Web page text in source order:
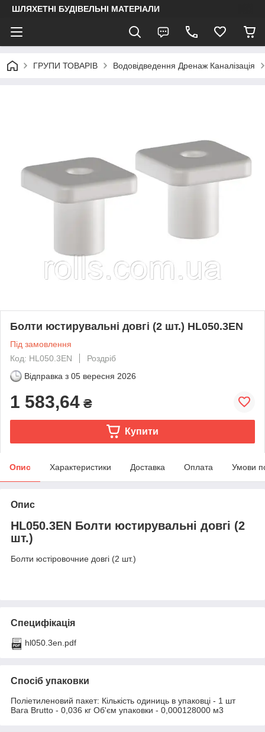
ШЛЯХЕТНІ БУДІВЕЛЬНІ МАТЕРІАЛИ
ГРУПИ ТОВАРІВ Водовідведення Дренаж Каналізація
Болти юстирувальні довгі (2 шт.) HL050.3EN
Під замовлення
Код: HL050.3EN
Роздріб
Відправка з 05 вересня 2026
1 583,64 ₴
Купити
Опис Характеристики Доставка Оплата Умови
Опис
HL050.3EN Болти юстирувальні довгі (2
шт.)
Болти юстіровочние довгі (2 шт.)
Специфікація
hl050.3en.pdf
Спосіб упаковки
Поліетиленовий пакет: Кількість одиниць в упаковці - 1 шт
Вага Brutto - 0,036 кг Об'єм упаковки - 0,000128000 м3